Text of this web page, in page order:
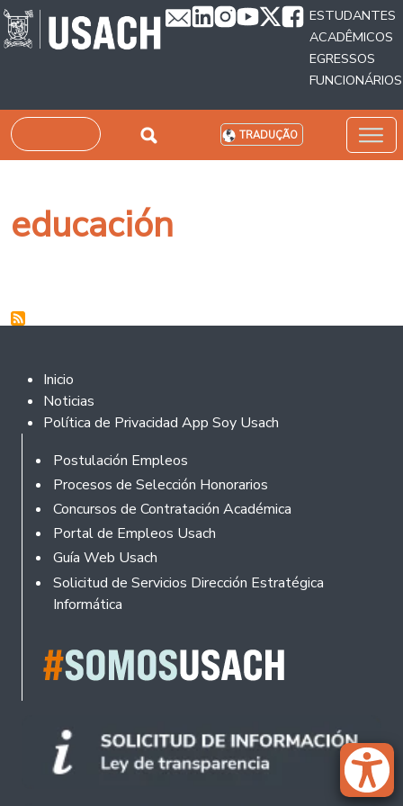
Passar para o conteúdo principal
ESTUDANTES
ACADÊMICOS
EGRESSOS
FUNCIONÁRIOS
Pesquisar TRADUÇÃO
educación
Footer 2
Inicio
Noticias
Política de Privacidad App Soy Usach
Rodapé
Postulación Empleos
Procesos de Selección Honorarios
Concursos de Contratación Académica
Portal de Empleos Usach
Guía Web Usach
Solicitud de Servicios Dirección Estratégica
Informática